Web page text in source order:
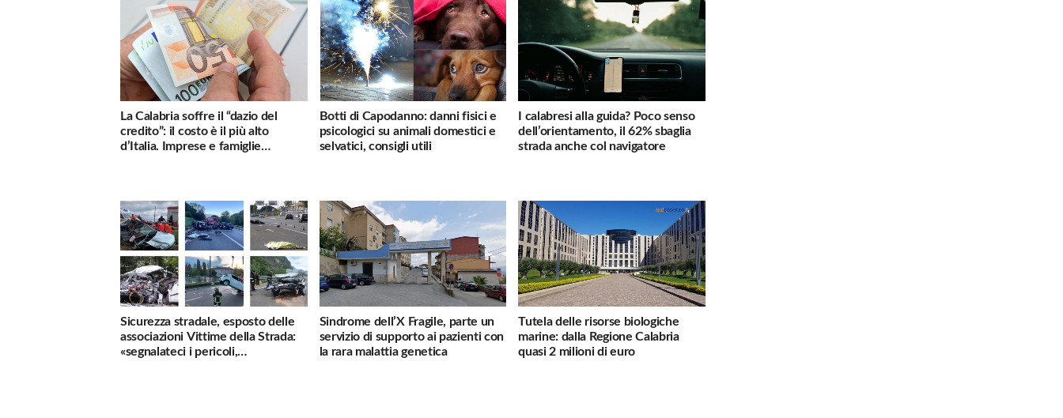
La Calabria soffre il “dazio del
credito”: il costo è il più alto
d’Italia. Imprese e famiglie
Botti di Capodanno: danni fisici e
psicologici su animali domestici e
selvatici, consigli utili
I calabresi alla guida? Poco senso
dell’orientamento, il 62% sbaglia
strada anche col navigatore
Sicurezza stradale, esposto delle
associazioni Vittime della Strada:
«segnalateci i pericoli,
Sindrome dell’X Fragile, parte un
servizio di supporto ai pazienti con
la rara malattia genetica
Tutela delle risorse biologiche
marine: dalla Regione Calabria
quasi 2 milioni di euro